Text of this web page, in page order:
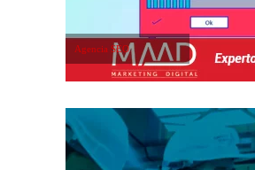
Agencia SEO